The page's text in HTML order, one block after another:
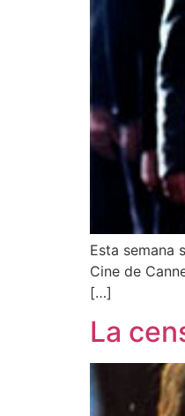
Esta semana
Cine de
[…]
La